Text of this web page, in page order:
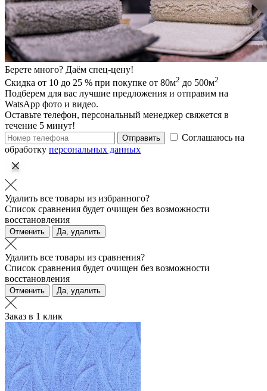
Берете много? Даём спец-цену!
Скидка от 10 до 25 % при покупке от 80м2 до 500м2
Подберем для вас лучшие предложения и отправим на
WatsApp фото и видео.
Оставьте телефон, персональный менеджер свяжется в
течение 5 минут!
Отправить
Соглашаюсь на
обработку персональных данных
Удалить все товары из избранного?
Список сравнения будет очищен без возможности
восстановления
Отменить Да, удалить
Удалить все товары из сравнения?
Список сравнения будет очищен без возможности
восстановления
Отменить Да, удалить
Заказ в 1 клик